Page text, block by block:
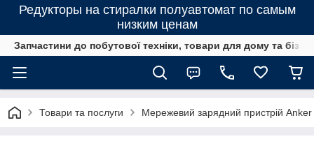
Редукторы на стиралки полуавтомат по самым
низким ценам
Запчастини до побутової техніки, товари для дому та
Товари та послуги Мережевий зарядний пристрій